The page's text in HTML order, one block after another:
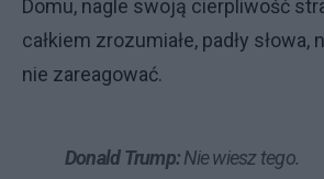
Domu, nagle swoją cierpliwość
całkiem zrozumiałe, padły słowa,
nie zareagować.
Donald Trump:Nie wiesz tego.